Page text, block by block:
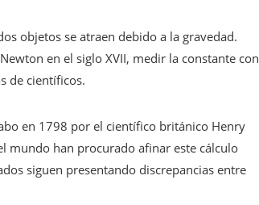
objetos se atraen debido a la gravedad.
en el siglo XVII, medir la constante con
de científicos.
en 1798 por el científico británico Henry
mundo han procurado afinar este cálculo
siguen presentando discrepancias entre